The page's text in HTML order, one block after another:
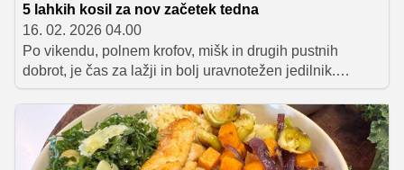
5 lahkih kosil za nov začetek tedna
16. 02. 2026 04.00
Po vikendu, polnem krofov, mišk in drugih pustnih
dobrot, je čas za lažji in bolj uravnotežen jedilnik.
Pripravili smo pet preprostih kosil, ki so lahka, hranljiva
in polna svežih okusov, predvsem pa so popolna izbira
za ponedeljkov "reset".